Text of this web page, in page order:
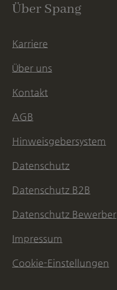
Über Spang
Karriere
Über uns
Kontakt
AGB
Hinweisgebersystem
Datenschutz
Datenschutz B2B
Datenschutz Bewerber
Impressum
Cookie-Einstellungen